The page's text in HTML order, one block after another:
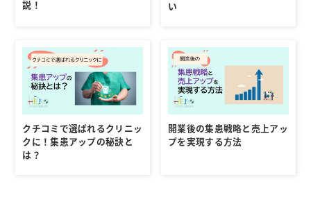
説！ い
クチコミで選ばれるクリニッ
クに！集患アップの秘訣と
は？
開業後の集患戦略と売上アッ
プを実現する方法